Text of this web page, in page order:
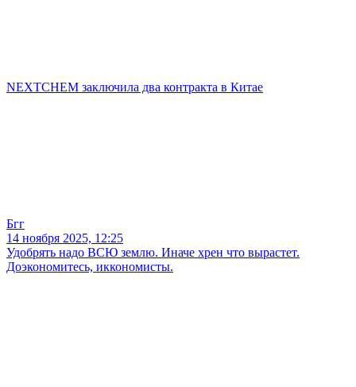
NEXTCHEM заключила два контракта в Китае
Бгг
14 ноября 2025, 12:25
Удобрять надо ВСЮ землю. Иначе хрен что вырастет.
Доэкономитесь, иккономисты.